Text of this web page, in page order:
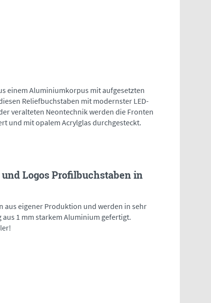
einem Aluminiumkorpus mit aufgesetzten
Reliefbuchstaben mit modernster LED-
veralteten Neontechnik werden die Fronten
und mit opalem Acrylglas durchgesteckt.
Logos Profilbuchstaben in
aus eigener Produktion und werden in sehr
1 mm starkem Aluminium gefertigt.